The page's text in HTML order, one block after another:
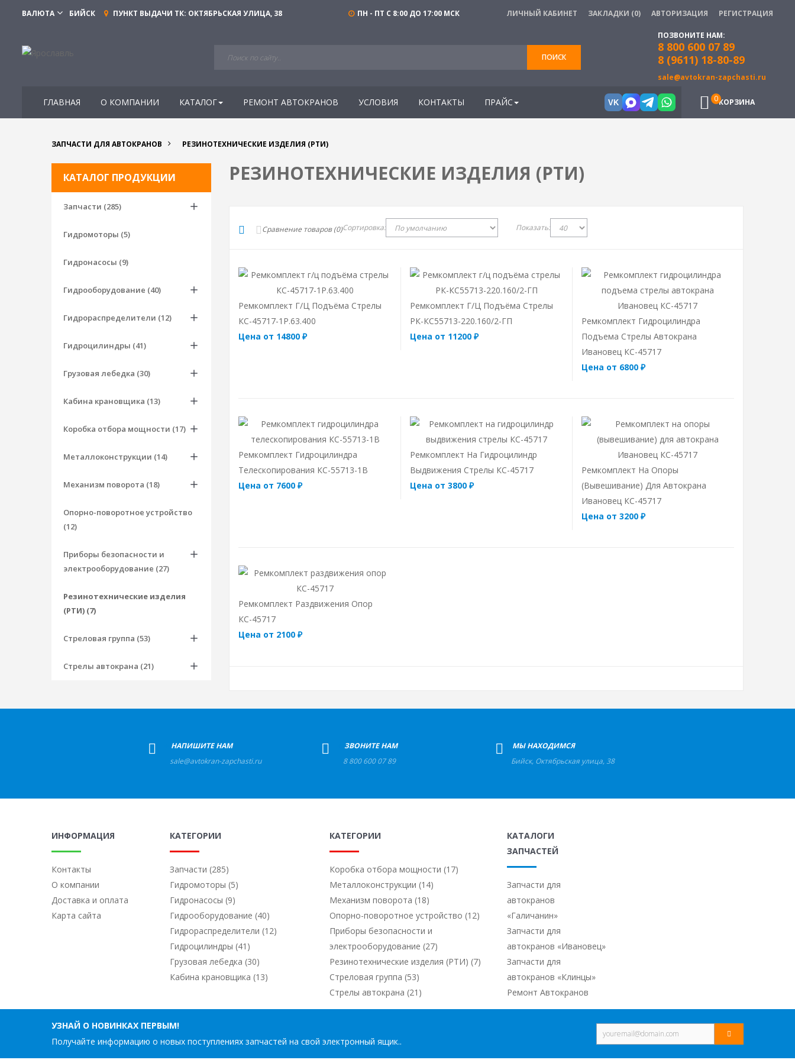
ВАЛЮТА БИЙСК ПУНКТ ВЫДАЧИ ТК: ОКТЯБРЬСКАЯ УЛИЦА, 38 ПН - ПТ С 8:00 ДО 17:00 МСК ЛИЧНЫЙ КАБИНЕТ ЗАКЛАДКИ (0) АВТОРИЗАЦИЯ РЕГИСТРАЦИЯ
ПОИСК
ПОЗВОНИТЕ НАМ:
8 800 600 07 89
8 (9611) 18-80-89
sale@avtokran-zapchasti.ru
ГЛАВНАЯ О КОМПАНИИ КАТАЛОГ РЕМОНТ АВТОКРАНОВ УСЛОВИЯ КОНТАКТЫ ПРАЙС VK КОРЗИНА
0
ЗАПЧАСТИ ДЛЯ АВТОКРАНОВ РЕЗИНОТЕХНИЧЕСКИЕ ИЗДЕЛИЯ (РТИ)
КАТАЛОГ ПРОДУКЦИИ
Запчасти (285)
Гидромоторы (5)
Гидронасосы (9)
Гидрооборудование (40)
Гидрораспределители (12)
Гидроцилиндры (41)
Грузовая лебедка (30)
Кабина крановщика (13)
Коробка отбора мощности (17)
Металлоконструкции (14)
Механизм поворота (18)
Опорно-поворотное устройство
(12)
Приборы безопасности и
электрооборудование (27)
Резинотехнические изделия
(РТИ) (7)
Стреловая группа (53)
Стрелы автокрана (21)
РЕЗИНОТЕХНИЧЕСКИЕ ИЗДЕЛИЯ (РТИ)
Сравнение товаров (0)Сортировка: Показать:
Ремкомплект Г/ц Подъёма Стрелы
КС-45717-1Р.63.400
Цена от 14800 ₽
Ремкомплект Г/ц Подъёма Стрелы
РК-КС55713-220.160/2-ГП
Цена от 11200 ₽
Ремкомплект Гидроцилиндра
Подъема Стрелы Автокрана
Ивановец КС-45717
Цена от 6800 ₽
Ремкомплект Гидроцилиндра
Телескопирования КС-55713-1В
Цена от 7600 ₽
Ремкомплект На Гидроцилиндр
Выдвижения Стрелы КС-45717
Цена от 3800 ₽
Ремкомплект На Опоры
(вывешивание) Для Автокрана
Ивановец КС-45717
Цена от 3200 ₽
Ремкомплект Раздвижения Опор
КС-45717
Цена от 2100 ₽
НАПИШИТЕ НАМ
sale@avtokran-zapchasti.ru
ЗВОНИТЕ НАМ
8 800 600 07 89
МЫ НАХОДИМСЯ
Бийск, Октябрьская улица, 38
ИНФОРМАЦИЯ
Контакты
О компании
Доставка и оплата
Карта сайта
КАТЕГОРИИ
Запчасти (285)
Гидромоторы (5)
Гидронасосы (9)
Гидрооборудование (40)
Гидрораспределители (12)
Гидроцилиндры (41)
Грузовая лебедка (30)
Кабина крановщика (13)
КАТЕГОРИИ
Коробка отбора мощности (17)
Металлоконструкции (14)
Механизм поворота (18)
Опорно-поворотное устройство (12)
Приборы безопасности и
электрооборудование (27)
Резинотехнические изделия (РТИ) (7)
Стреловая группа (53)
Стрелы автокрана (21)
КАТАЛОГИ
ЗАПЧАСТЕЙ
Запчасти для
автокранов
«Галичанин»
Запчасти для
автокранов «Ивановец»
Запчасти для
автокранов «Клинцы»
Ремонт Автокранов
УЗНАЙ О НОВИНКАХ ПЕРВЫМ!
Получайте информацию о новых поступлениях запчастей на свой электронный ящик..